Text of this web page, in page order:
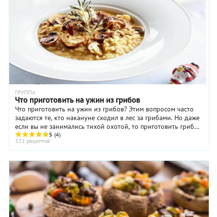
ГРУППА
Что приготовить на ужин из грибов
Что приготовить на ужин из грибов? Этим вопросом часто
задаются те, кто накануне сходил в лес за грибами. Но даже
если вы не занимались тихой охотой, то приготовить грибы
на ужин тоже можете, выбрав ...
5 (4)
321 рецептов